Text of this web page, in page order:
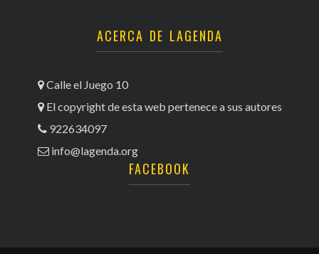
ACERCA DE LAGENDA
Calle el Juego 10
El copyright de esta web pertenece a sus autores
922634097
info@lagenda.org
FACEBOOK